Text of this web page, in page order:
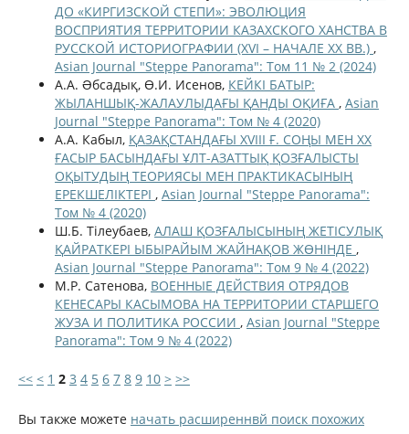
ДО «КИРГИЗСКОЙ СТЕПИ»: ЭВОЛЮЦИЯ
ВОСПРИЯТИЯ ТЕРРИТОРИИ КАЗАХСКОГО ХАНСТВА В
РУССКОЙ ИСТОРИОГРАФИИ (XVI – НАЧАЛЕ XX ВВ.) ,
Asian Journal "Steppe Panorama": Том 11 № 2 (2024)
А.А. Əбсадық, Ө.И. Исенов, КЕЙКІ БАТЫР:
ЖЫЛАНШЫҚ-ЖАЛАУЛЫДАҒЫ ҚАНДЫ ОҚИҒА , Asian
Journal "Steppe Panorama": Том № 4 (2020)
А.А. Кабыл, ҚАЗАҚСТАНДАҒЫ XVIII Ғ. СОҢЫ МЕН XX
ҒАСЫР БАСЫНДАҒЫ ҰЛТ-АЗАТТЫҚ ҚОЗҒАЛЫСТЫ
ОҚЫТУДЫҢ ТЕОРИЯСЫ МЕН ПРАКТИКАСЫНЫҢ
ЕРЕКШЕЛІКТЕРІ , Asian Journal "Steppe Panorama":
Том № 4 (2020)
Ш.Б. Тілеубаев, АЛАШ ҚОЗҒАЛЫСЫНЫҢ ЖЕТІСУЛЫҚ
ҚАЙРАТКЕРІ ЫБЫРАЙЫМ ЖАЙНАҚОВ ЖӨНІНДЕ ,
Asian Journal "Steppe Panorama": Том 9 № 4 (2022)
М.Р. Сатенова, ВОЕННЫЕ ДЕЙСТВИЯ ОТРЯДОВ
КЕНЕСАРЫ КАСЫМОВА НА ТЕРРИТОРИИ СТАРШЕГО
ЖУЗА И ПОЛИТИКА РОССИИ , Asian Journal "Steppe
Panorama": Том 9 № 4 (2022)
<< < 1 2 3 4 5 6 7 8 9 10 > >>
Вы также можете начать расширеннвй поиск похожих